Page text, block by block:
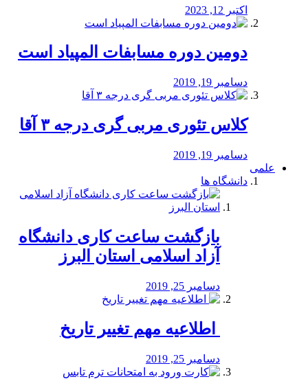
اکتبر 12, 2023
دومین دوره مسابفات المپیاد است
دسامبر 19, 2019
کلاس تئوری مربی گری درجه ۳ آقا
دسامبر 19, 2019
علمی
دانشگاه ها
بازگشت ساعت کاری دانشگاه
آزاد اسلامی استان البرز
دسامبر 25, 2019
️ اطلاعیه مهم تغییر تاریخ
دسامبر 25, 2019